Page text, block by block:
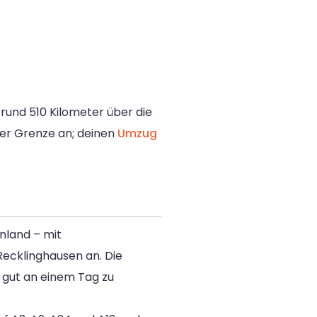
510 Kilometer über die
Grenze an; deinen Umzug
– mit
an. Die
an einem Tag zu